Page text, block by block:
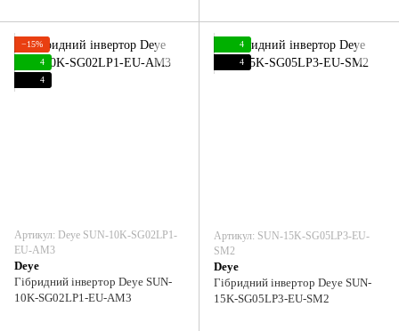
−15%
4
4
Артикул: Deye SUN-10K-SG02LP1-
EU-AM3
Deye
Гібридний інвертор Deye SUN-
10K-SG02LP1-EU-AM3
4
4
Артикул: SUN-15K-SG05LP3-EU-
SM2
Deye
Гібридний інвертор Deye SUN-
15K-SG05LP3-EU-SM2